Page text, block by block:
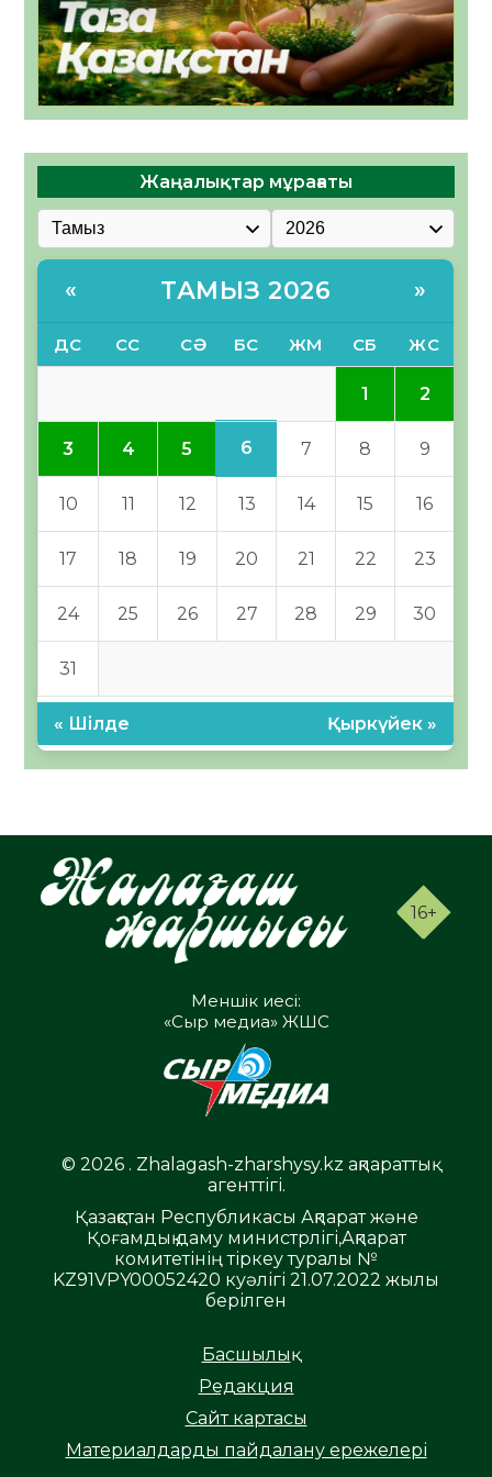
Жаңалықтар мұрағаты
« ТАМЫЗ 2026 »
ДС СС СӘ БС ЖМ СБ ЖС
1 2
3 4 5 6 7 8 9
10 11 12 13 14 15 16
17 18 19 20 21 22 23
24 25 26 27 28 29 30
31
« Шілде Қыркүйек »
16+
Меншік иесі:
«Сыр медиа» ЖШС
© 2026 . Zhalagash-zharshysy.kz ақпараттық
агенттігі.
Қазақстан Республикасы Ақпарат және
Қоғамдық даму министрлігі,Ақпарат
комитетінің тіркеу туралы №
KZ91VPY00052420 куәлігі 21.07.2022 жылы
берілген
Басшылық
Редакция
Сайт картасы
Материалдарды пайдалану ережелері